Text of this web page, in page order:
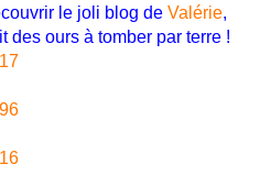
le joli blog de Valérie,
des ours à tomber par terre !